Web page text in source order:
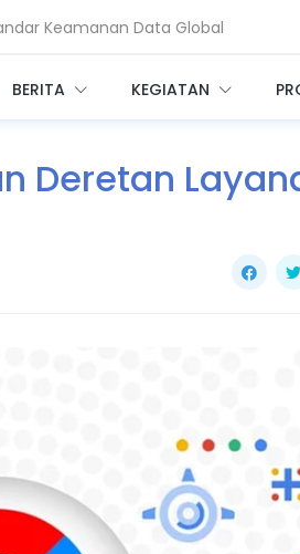
Keamanan Data Global
Hadapi Ancaman AI dan Quantum
BERITA KEGIATAN
Deretan